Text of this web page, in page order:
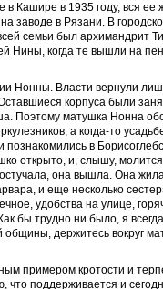
Кашире в 1935 году, вся ее
заводе в Рязани. В
семьи был архимандрит
Нины, когда те вышли на
Нонны. Власти вернули
корпуса были
Поэтому матушка Нонна
а когда-то
в
открыто, и, слышу,
она вышла. Она
и еще несколько
удобства на улице,
бы трудно ни было, я
общины, держитесь вокруг
примером кротости и
поддерживается и